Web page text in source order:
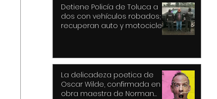
Detiene Policía de Toluca a
dos con vehículos robados;
recuperan auto y motocicleta
La delicadeza poetica de
Oscar Wilde, confirmada en la
obra maestra de Norman